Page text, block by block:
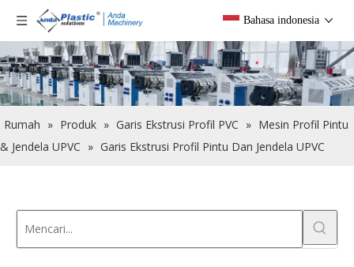
Bahasa indonesia
Rumah » Produk » Garis Ekstrusi Profil PVC » Mesin Profil Pintu
& Jendela UPVC » Garis Ekstrusi Profil Pintu Dan Jendela UPVC